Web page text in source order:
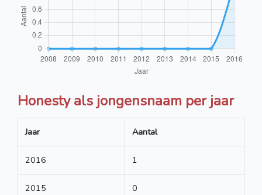
Honesty als jongensnaam per jaar
Jaar Aantal
2016 1
2015 0